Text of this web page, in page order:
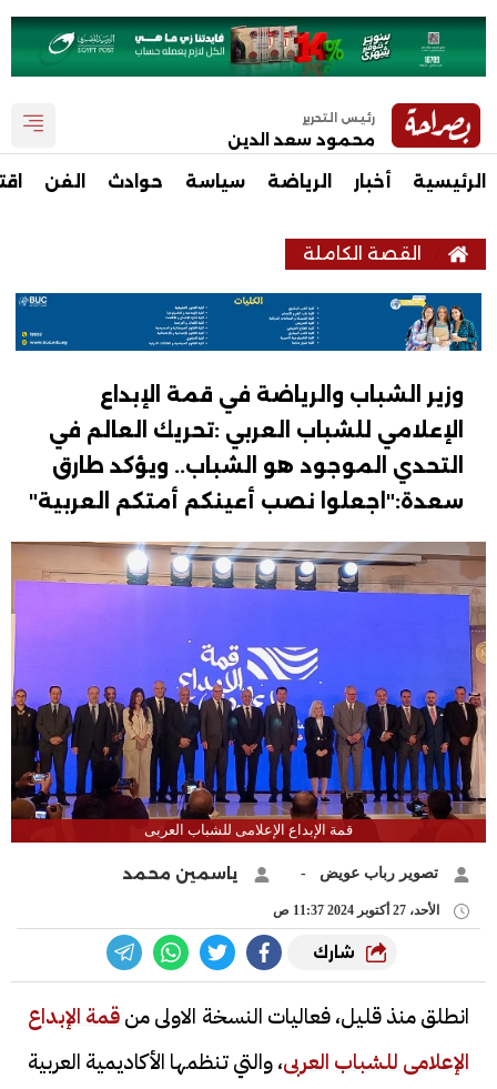
رئيس التحرير
محمود سعد الدين
الرئيسية أخبار الرياضة سياسة حوادث الفن
القصة الكاملة
وزير الشباب والرياضة في قمة الإبداع
الإعلامي للشباب العربي :تحريك العالم في
التحدي الموجود هو الشباب.. ويؤكد طارق
سعدة:"اجعلوا نصب أعينكم أمتكم العربية"
قمة الإبداع الإعلامى للشباب العربى
تصوير رباب عويض - ياسمين محمد
الأحد، 27 أكتوبر 2024 11:37 ص
شارك
انطلق منذ قليل، فعاليات النسخة الاولى منقمة الإبداع
الإعلامى للشباب العربى، والتي تنظمها الأكاديمية العربية